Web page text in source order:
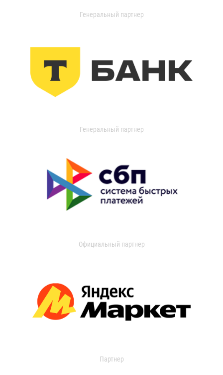
Генеральный партнер
Генеральный партнер
Официальный партнер
Партнер